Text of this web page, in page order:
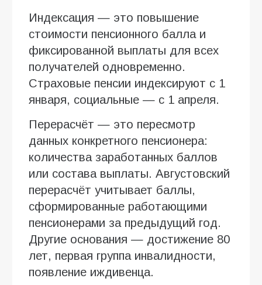
Индексация — это повышение
стоимости пенсионного балла и
фиксированной выплаты для всех
получателей одновременно.
Страховые пенсии индексируют с 1
января, социальные — с 1 апреля.
Перерасчёт — это пересмотр
данных конкретного пенсионера:
количества заработанных баллов
или состава выплаты. Августовский
перерасчёт учитывает баллы,
сформированные работающими
пенсионерами за предыдущий год.
Другие основания — достижение 80
лет, первая группа инвалидности,
появление иждивенца.